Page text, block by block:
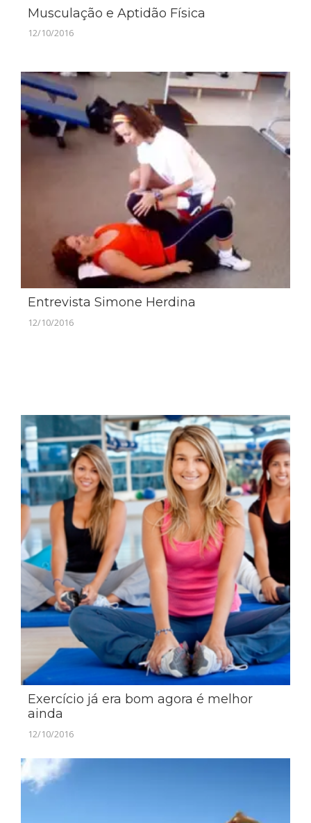
Musculação e Aptidão Física
12/10/2016
Entrevista Simone Herdina
12/10/2016
Exercício já era bom agora é melhor
ainda
12/10/2016